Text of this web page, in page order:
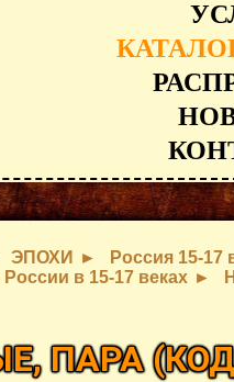
ЭПОХИ Россия 15-17
в 15-17 веках
ПАРА